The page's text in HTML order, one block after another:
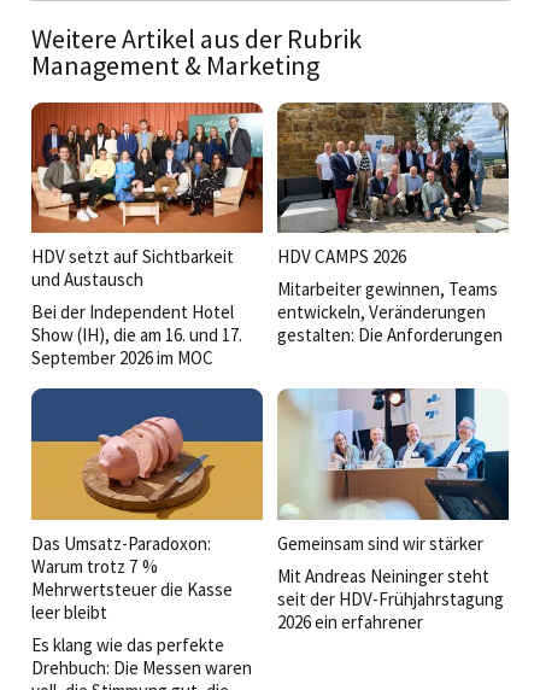
Weitere Artikel aus der Rubrik
Management & Marketing
HDV setzt auf Sichtbarkeit
und Austausch
Bei der Independent Hotel
Show (IH), die am 16. und 17.
September 2026 im MOC
stattfinden wird, ist die
Hoteldirektorenvereinigung
Deutschland (HDV) diesmal
voll dabei.
HDV CAMPS 2026
Mitarbeiter gewinnen, Teams
entwickeln, Veränderungen
gestalten: Die Anforderungen
2026 stand deshalb die Frage
im Mittelpunkt, was gute
Führung heute ausmacht.
Das Umsatz-Paradoxon:
Warum trotz 7 %
Mehrwertsteuer die Kasse
leer bleibt
Es klang wie das perfekte
Drehbuch: Die Messen waren
Gemeinsam sind wir stärker
Mit Andreas Neininger steht
seit der HDV-Frühjahrstagung
2026 ein erfahrener